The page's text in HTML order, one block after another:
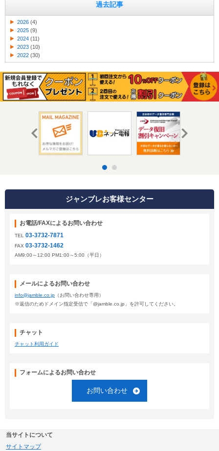
過去記事
2026 (4)
2025 (9)
2024 (11)
2023 (10)
2022 (30)
ジャンブレお客様センター
お電話/FAXによるお問い合わせ
TEL 03-3732-7871
FAX 03-3732-1462
AM9:00～12:00 PM1:00～5:00（平日）
メールによるお問い合わせ
info@jamble.co.jp （お問い合わせ専用）
※返信のためドメイン指定受信で「@jamble.co.jp」を許可してください。
チャット
チャット利用ガイド
フォームによるお問い合わせ
お問い合わせ
当サイトについて
サイトマップ